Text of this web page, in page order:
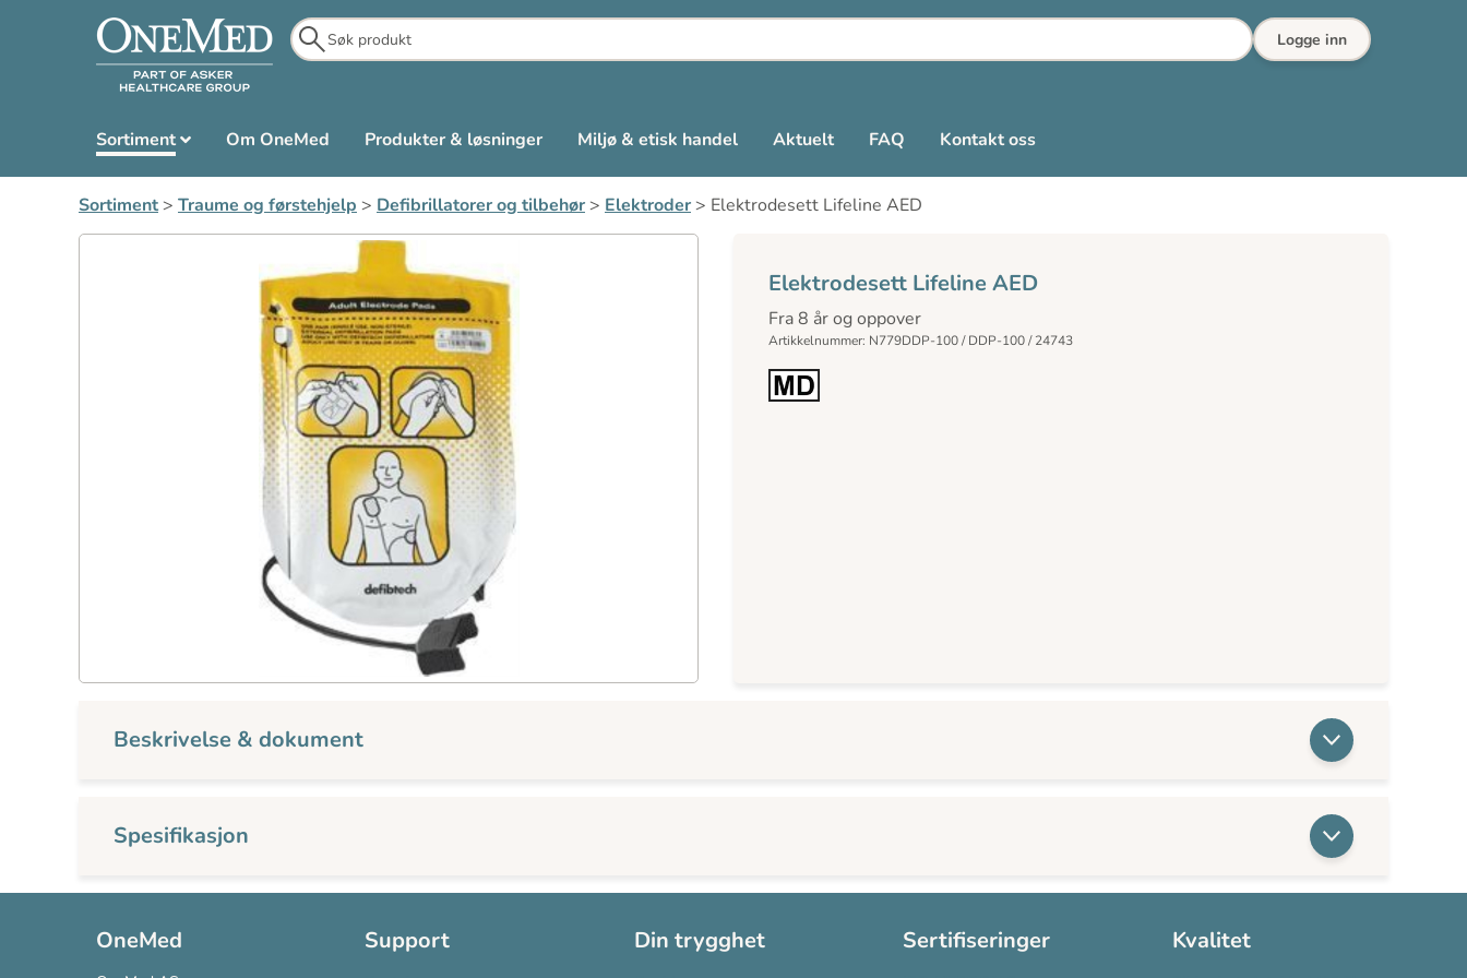
Logge inn
Sortiment Om OneMed Produkter & løsninger Miljø & etisk handel Aktuelt FAQ Kontakt oss
Sortiment> Traume og førstehjelp > Defibrillatorer og tilbehør> Elektroder> Elektrodesett Lifeline AED
Elektrodesett Lifeline AED
Fra 8 år og oppover
Artikkelnummer: N779DDP-100 / DDP-100 / 24743
Beskrivelse & dokument
Spesifikasjon
OneMed Support Din trygghet Sertifiseringer Kvalitet